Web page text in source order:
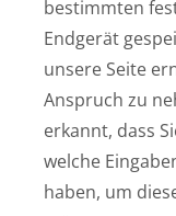
bestimmten
Endgerät
unsere Seite
Anspruch zu
erkannt, dass
welche
haben, um